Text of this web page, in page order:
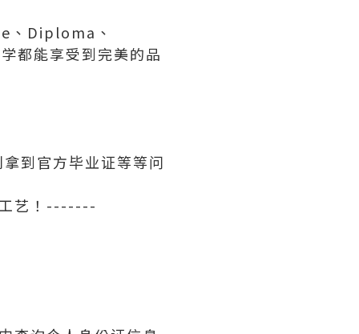
、Diploma、
都能享受到完美的品
到官方毕业证等等问
艺！-------